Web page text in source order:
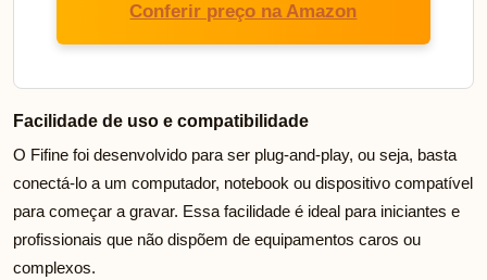
Conferir preço na Amazon
Facilidade de uso e compatibilidade
O Fifine foi desenvolvido para ser plug-and-play, ou seja, basta
conectá-lo a um computador, notebook ou dispositivo compatível
para começar a gravar. Essa facilidade é ideal para iniciantes e
profissionais que não dispõem de equipamentos caros ou
complexos.